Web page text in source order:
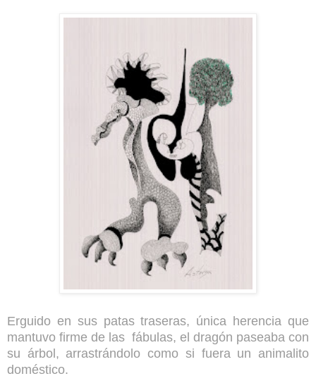
Erguido en sus patas traseras, única herencia que
mantuvo firme de las fábulas, el dragón paseaba con
su árbol, arrastrándolo como si fuera un animalito
doméstico.